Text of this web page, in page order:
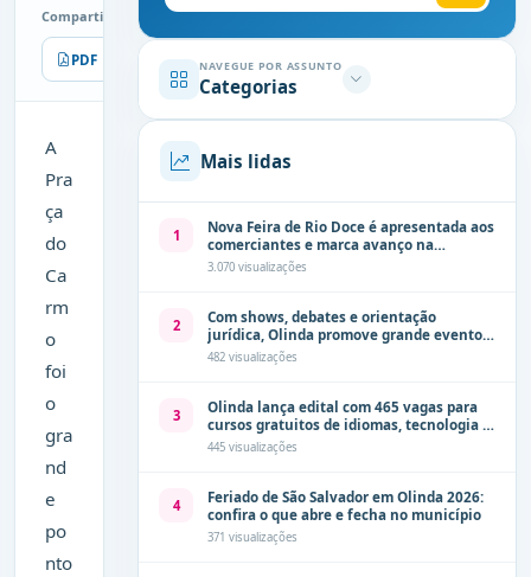
Compartilhe
PDF Imprimir
A
Pra
ça
do
Ca
rm
o
foi
o
gra
nd
e
po
nto
NAVEGUE POR ASSUNTO
Categorias
Mais lidas
1
Nova Feira de Rio Doce é apresentada aos
comerciantes e marca avanço na
modernização dos espaços públicos de
3.070 visualizações
2
Com shows, debates e orientação
jurídica, Olinda promove grande evento
de combate à violência contra a mulher
neste sábado (8)
482 visualizações
3
Olinda lança edital com 465 vagas para
cursos gratuitos de idiomas, tecnologia e
comunicação
445 visualizações
4
Feriado de São Salvador em Olinda 2026:
confira o que abre e fecha no município
371 visualizações